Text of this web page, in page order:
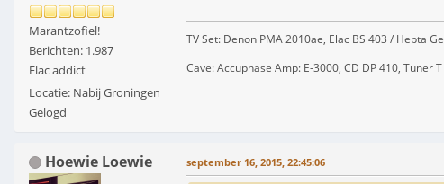
Marantzofiel!
Berichten: 1.987
Elac addict
Locatie: Nabij Groningen
Gelogd
TV Set: Denon PMA 2010ae, Elac BS 403 / Hepta
Cave: Accuphase Amp: E-3000, CD DP 410, Tuner
Hoewie Loewie september 16, 2015, 22:45:06